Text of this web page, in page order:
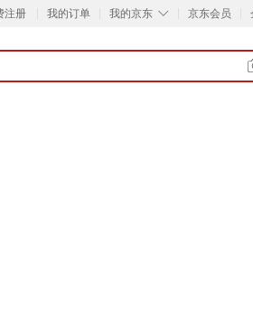
注册 我的订单 ◇
我的京东 京东会员